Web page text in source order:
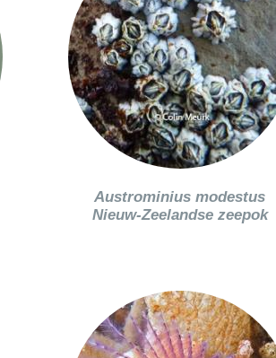
Austrominius modestus
Nieuw-Zeelandse zeepok